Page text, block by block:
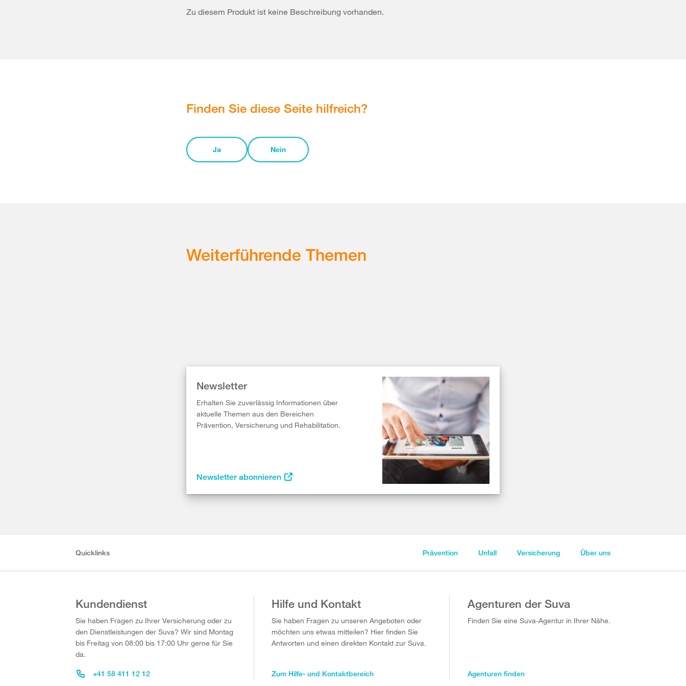
Zu diesem Produkt ist keine Beschreibung vorhanden.
Finden Sie diese Seite hilfreich?
Ja Nein
Weiterführende Themen
Newsletter
Erhalten Sie zuverlässig Informationen über
aktuelle Themen aus den Bereichen
Prävention, Versicherung und Rehabilitation.
Newsletter abonnieren
Quicklinks Prävention Unfall Versicherung Über uns
Kundendienst
Sie haben Fragen zu Ihrer Versicherung oder zu
den Dienstleistungen der Suva? Wir sind Montag
bis Freitag von 08:00 bis 17:00 Uhr gerne für Sie
da.
+41 58 411 12 12
Hilfe und Kontakt
Sie haben Fragen zu unseren Angeboten oder
möchten uns etwas mitteilen? Hier finden Sie
Antworten und einen direkten Kontakt zur Suva.
Zum Hilfe- und Kontaktbereich
Agenturen der Suva
Finden Sie eine Suva-Agentur in Ihrer Nähe.
Agenturen finden